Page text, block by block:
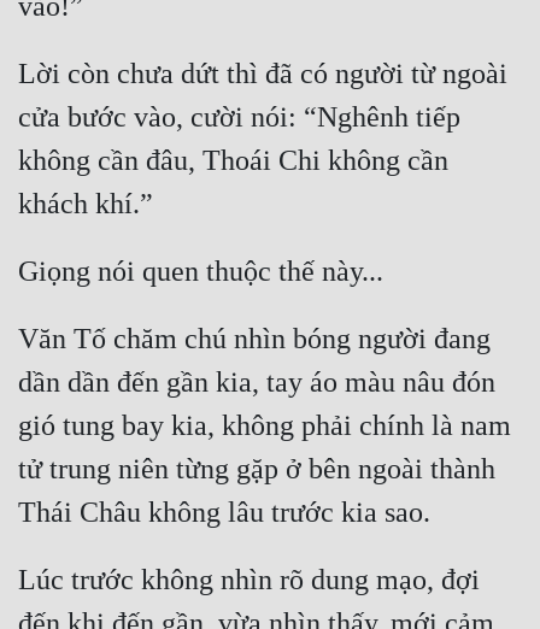
Lời còn chưa dứt thì đã có người từ ngoài
cửa bước vào, cười nói: “Nghênh tiếp
không cần đâu, Thoái Chi không cần
Văn Tố chăm chú nhìn bóng người đang
dần dần đến gần kia, tay áo màu nâu đón
gió tung bay kia, không phải chính là nam
tử trung niên từng gặp ở bên ngoài thành
Lúc trước không nhìn rõ dung mạo, đợi